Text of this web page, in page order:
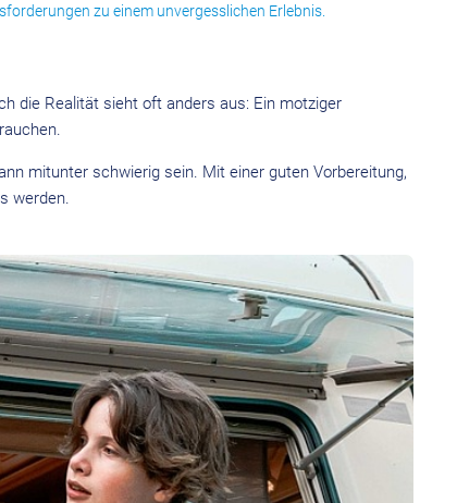
zu einem unvergesslichen Erlebnis.
die Realität sieht oft anders aus: Ein motziger
mitunter schwierig sein. Mit einer guten Vorbereitung,
werden.